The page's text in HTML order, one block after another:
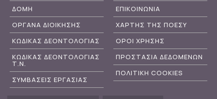
ΔΟΜΗ
ΟΡΓΑΝΑ ΔΙΟΙΚΗΣΗΣ
ΚΩΔΙΚΑΣ ΔΕΟΝΤΟΛΟΓΙΑΣ
ΚΩΔΙΚΑΣ ΔΕΟΝΤΟΛΟΓΙΑΣ
Τ.Ν.
ΣΥΜΒΑΣΕΙΣ ΕΡΓΑΣΙΑΣ
ΕΠΙΚΟΙΝΩΝΙΑ
ΧΑΡΤΗΣ ΤΗΣ ΠΟΕΣΥ
ΟΡΟΙ ΧΡΗΣΗΣ
ΠΡΟΣΤΑΣΙΑ ΔΕΔΟΜΕΝΩΝ
ΠΟΛΙΤΙΚΗ COOKIES